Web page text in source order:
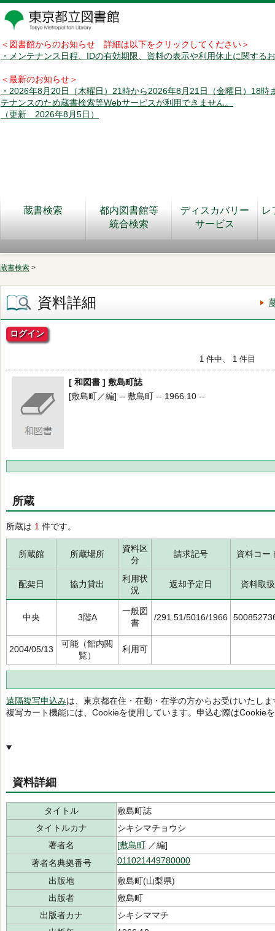
＜図書館からのお知らせ 詳細は以下をクリックしてください＞
・メンテナンス日程、IDの有効期限、資料の表示や利用休止に関する
＜最新のお知らせ＞
・2026年8月20日（木曜日）21時から2026年8月21日（金曜日）18時
テナンスのため蔵書検索等Webサービスが利用できません。
（更新 2026年8月5日）
蔵書検索
都内図書館等
統合検索
ディスカバリー
サービス
レ
蔵書検索 >
資料詳細
ログイン
1 件中、 1 件目
[ 和図書 ] 敷島町誌
[敷島町／編] -- 敷島町 -- 1966.10 --
所蔵
所蔵は 1 件です。
所蔵館 所蔵場所
資料区
分
請求記号 資料コー
配架日 協力貸出
利用状
況
返却予定日 資料取扱
中央 3階A
一般図
書
/291.51/5016/1966
2004/05/13
可能（館内閲
覧）
利用可
遠隔複写申込みは、東京都在住・在勤・在学の方からお受けいたしま
複写カート機能には、Cookieを使用しています。申込む際はCookie
資料詳細
タイトル
敷島町誌
タイトルカナ
シキシマチョウシ
著者名
[敷島町 ／編]
著者名典拠番号
011021449780000
出版地
敷島町(山梨県)
出版者
敷島町
出版者カナ
シキシママチ